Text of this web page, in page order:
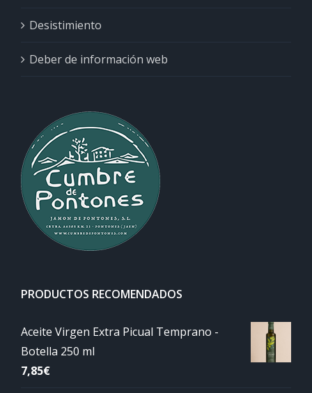
Desistimiento
Deber de información web
PRODUCTOS RECOMENDADOS
Aceite Virgen Extra Picual Temprano -
Botella 250 ml
7,85€